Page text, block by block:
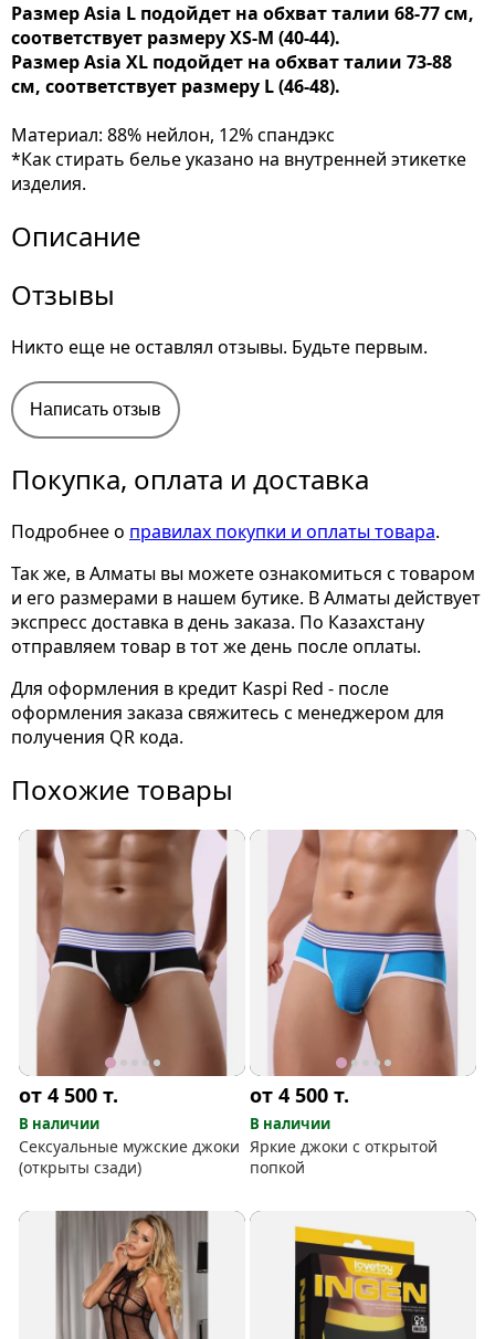
Размер Asia L подойдет на обхват талии 68-77 см,
соответствует размеру XS-M (40-44).
Размер Asia XL подойдет на обхват талии 73-88
см, соответствует размеру L (46-48).
Материал: 88% нейлон, 12% спандэкс
*Как стирать белье указано на внутренней этикетке
изделия.
Описание
Отзывы
Никто еще не оставлял отзывы. Будьте первым.
Написать отзыв
Покупка, оплата и доставка
Подробнее о правилах покупки и оплаты товара.
Так же, в Алматы вы можете ознакомиться с товаром
и его размерами в нашем бутике. В Алматы действует
экспресс доставка в день заказа. По Казахстану
отправляем товар в тот же день после оплаты.
Для оформления в кредит Kaspi Red - после
оформления заказа свяжитесь с менеджером для
получения QR кода.
Похожие товары
от 4 500т.
В наличии
Сексуальные мужские джоки
(открыты сзади)
от 4 500т.
В наличии
Яркие джоки с открытой
попкой